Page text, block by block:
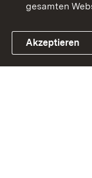
Link zum
gesamten
Akzeptieren